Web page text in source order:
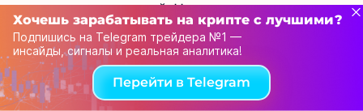
является завышенной. Несмотря на это, ее
функционал соответствует цене. Обладатель
сможет установить на эту МП топовые
комплектующие. Дизайн гаджета также на
высочайшем уровне.
Хочешь зарабатывать на крипте с лучшими?
Подпишись на Telegram трейдера №1 —
инсайды, сигналы и реальная аналитика!
Перейти в Telegram